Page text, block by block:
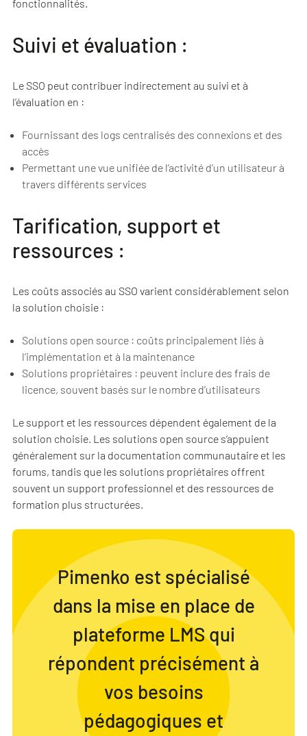
fonctionnalités.
Suivi et évaluation :
Le SSO peut contribuer indirectement au suivi et à
l’évaluation en :
Fournissant des logs centralisés des connexions et des
accès
Permettant une vue unifiée de l’activité d’un utilisateur à
travers différents services
Tarification, support et
ressources :
Les coûts associés au SSO varient considérablement selon
la solution choisie :
Solutions open source : coûts principalement liés à
l’implémentation et à la maintenance
Solutions propriétaires : peuvent inclure des frais de
licence, souvent basés sur le nombre d’utilisateurs
Le support et les ressources dépendent également de la
solution choisie. Les solutions open source s’appuient
généralement sur la documentation communautaire et les
forums, tandis que les solutions propriétaires offrent
souvent un support professionnel et des ressources de
formation plus structurées.
Pimenko est spécialisé
dans la mise en place de
plateforme LMS qui
répondent précisément à
vos besoins
pédagogiques et